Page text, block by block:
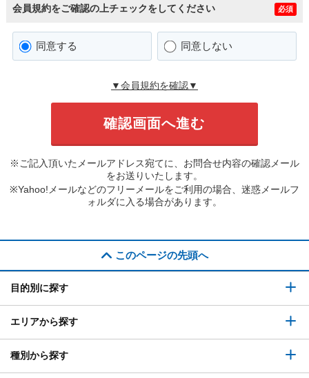
会員規約をご確認の上チェックをしてください 必須
同意する 同意しない
▼会員規約を確認▼
※ご記入頂いたメールアドレス宛てに、お問合せ内容の確認メール
をお送りいたします。
※Yahoo!メールなどのフリーメールをご利用の場合、迷惑メールフ
ォルダに入る場合があります。
このページの先頭へ
目的別に探す
エリアから探す
種別から探す